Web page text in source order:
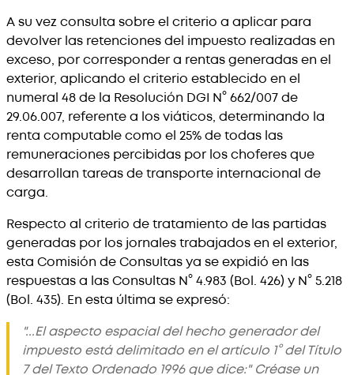
A su vez consulta sobre el criterio a aplicar para
devolver las retenciones del impuesto realizadas en
exceso, por corresponder a rentas generadas en el
exterior, aplicando el criterio establecido en el
numeral 48 de la Resolución DGI N° 662/007 de
29.06.007, referente a los viáticos, determinando la
renta computable como el 25% de todas las
remuneraciones percibidas por los choferes que
desarrollan tareas de transporte internacional de
carga.
Respecto al criterio de tratamiento de las partidas
generadas por los jornales trabajados en el exterior,
esta Comisión de Consultas ya se expidió en las
respuestas a las Consultas N° 4.983 (Bol. 426) y N° 5.218
(Bol. 435). En esta última se expresó:
"...El aspecto espacial del hecho generador del
impuesto está delimitado en el artículo 1° del Título
7 del Texto Ordenado 1996 que dice:" Créase un